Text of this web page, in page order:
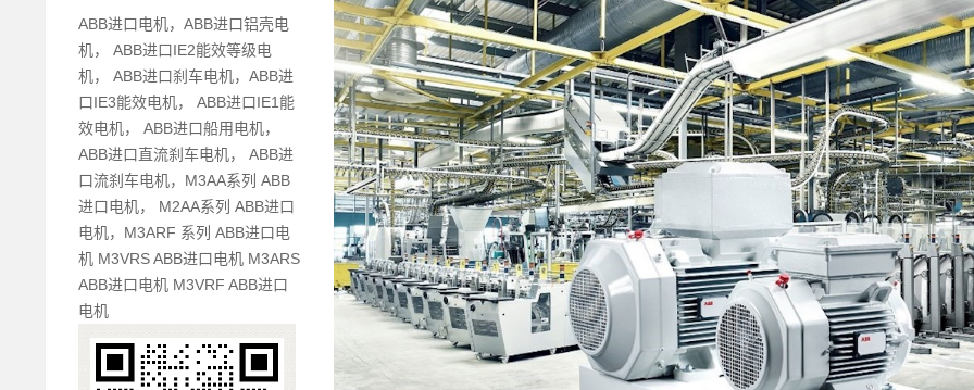
ABB进口电机，ABB进口铝壳电
机， ABB进口IE2能效等级电
机， ABB进口刹车电机，ABB进
口IE3能效电机， ABB进口IE1能
效电机， ABB进口船用电机，
ABB进口直流刹车电机， ABB进
口流刹车电机，M3AA系列 ABB
进口电机， M2AA系列 ABB进口
电机，M3ARF 系列 ABB进口电
机 M3VRS ABB进口电机 M3ARS
ABB进口电机 M3VRF ABB进口
电机